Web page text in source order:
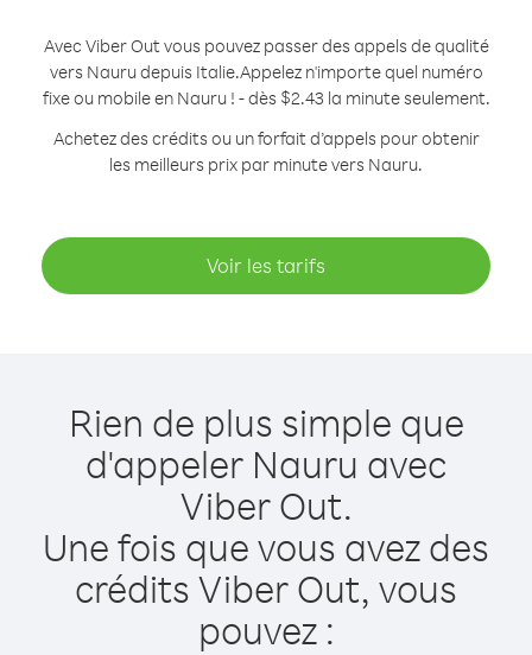
Avec Viber Out vous pouvez passer des appels de qualité
vers Nauru depuis Italie.Appelez n'importe quel numéro
fixe ou mobile en Nauru ! - dès $2.43 la minute seulement.
Achetez des crédits ou un forfait d’appels pour obtenir
les meilleurs prix par minute vers Nauru.
Voir les tarifs
Rien de plus simple que
d'appeler Nauru avec
Viber Out.
Une fois que vous avez des
crédits Viber Out, vous
pouvez :